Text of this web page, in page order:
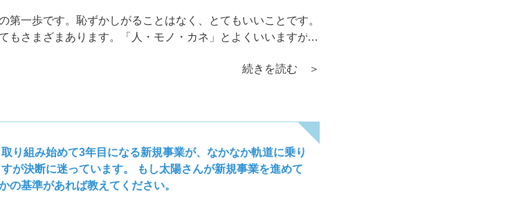
第一歩です。恥ずかしがることはなく、とてもいいことです。
もさまざまあります。「人・モノ・カネ」とよくいいますが、
続きを読む ＞
り組み始めて3年目になる新規事業が、なかなか軌道に乗り
が決断に迷っています。 もし太陽さんが新規事業を進めて
の基準があれば教えてください。